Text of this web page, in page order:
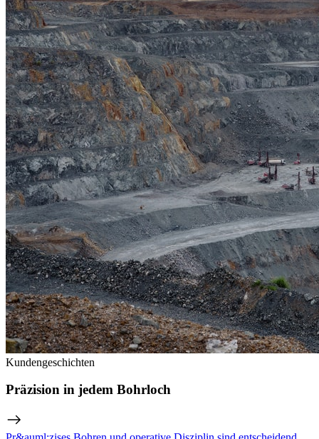
Kundengeschichten
Präzision in jedem Bohrloch